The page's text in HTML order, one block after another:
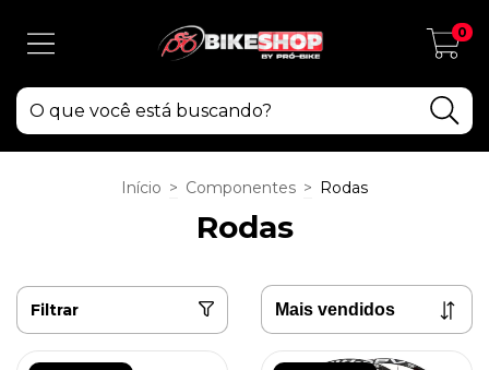
0
Início > Componentes > Rodas
Rodas
Filtrar